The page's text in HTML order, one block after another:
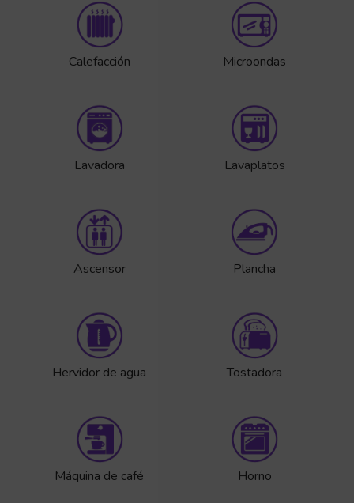
Calefacción Microondas
Lavadora Lavaplatos
Ascensor Plancha
Hervidor de agua Tostadora
Máquina de café Horno